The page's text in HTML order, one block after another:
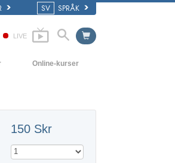
SV SPRÅK
LIVE
Online-kurser
i förståelse
farlig omgivning
150 Skr